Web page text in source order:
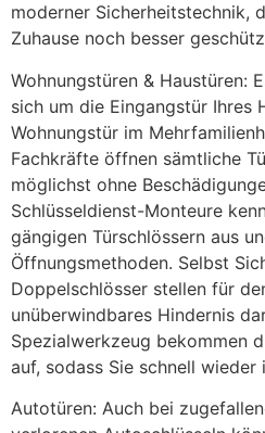
moderner Sicherheitstechnik,
Zuhause noch besser
Wohnungstüren & Haustüren:
sich um die Eingangstür Ihres
Wohnungstür im
Fachkräfte öffnen sämtliche
möglichst ohne
Schlüsseldienst-Monteure
gängigen Türschlössern aus
Öffnungsmethoden. Selbst
Doppelschlösser stellen für
unüberwindbares Hindernis
Spezialwerkzeug bekommen
auf, sodass Sie schnell wieder
Autotüren: Auch bei